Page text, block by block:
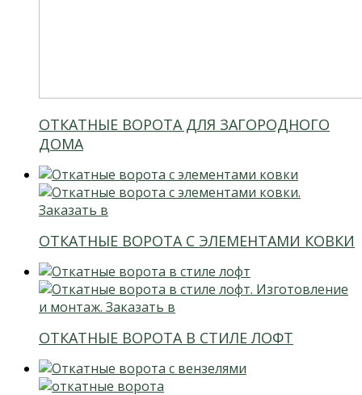
ОТКАТНЫЕ ВОРОТА ДЛЯ ЗАГОРОДНОГО
ДОМА
ОТКАТНЫЕ ВОРОТА С ЭЛЕМЕНТАМИ КОВКИ
ОТКАТНЫЕ ВОРОТА В СТИЛЕ ЛОФТ